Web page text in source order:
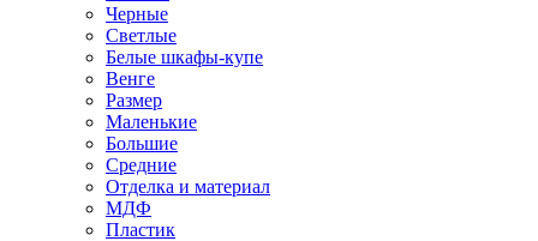
Черные
Светлые
Белые шкафы-купе
Венге
Размер
Маленькие
Большие
Средние
Отделка и материал
МДФ
Пластик